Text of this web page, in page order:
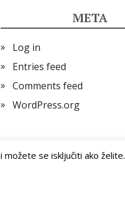
META
Log in
Entries feed
Comments feed
WordPress.org
se isključiti ako želite.